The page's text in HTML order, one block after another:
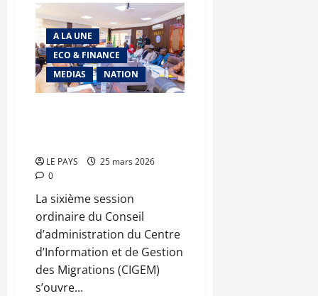
Impôts
fonciers
au
Mali
:
dernière
ligne
droite
avant
l’échéance
A LA UNE
ECO & FINANCE
MEDIAS
NATION
LE PAYS
25 mars 2026
0
La sixième session
ordinaire du Conseil
d’administration du Centre
d’Information et de Gestion
des Migrations (CIGEM)
s’ouvre...